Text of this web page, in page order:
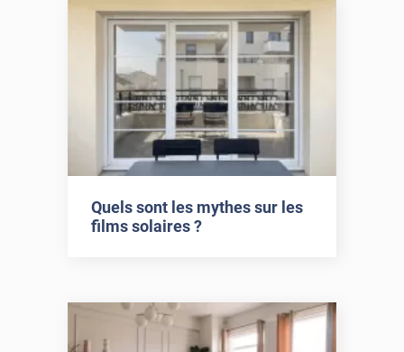
Quels sont les mythes sur les
films solaires ?